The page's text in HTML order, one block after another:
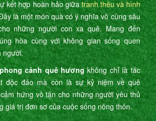
kết hợp hoàn hảo giữatranh thêu và hình
là một món quà có ý nghĩa vô cùng sâu
những người con xa quê. Mang đến
hòa cùng với không gian sống quen
người.
cảnh quê hươngkhông chỉ là tác
độc đáo mà còn là sự kỷ niệm về quê
hứng vô tận cho những người yêu thủ
giá trị đơn sơ của cuộc sống nông thôn.